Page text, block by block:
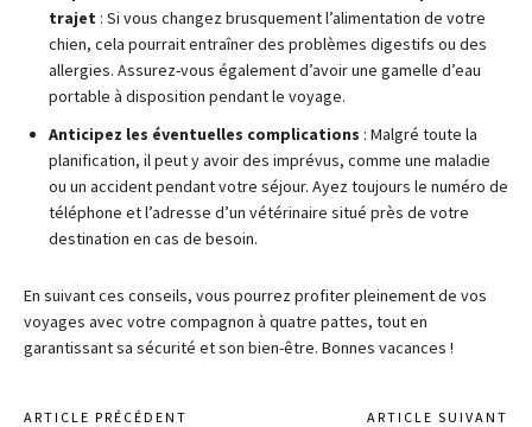
trajet : Si vous changez brusquement l’alimentation de votre
chien, cela pourrait entraîner des problèmes digestifs ou des
allergies. Assurez-vous également d’avoir une gamelle d’eau
portable à disposition pendant le voyage.
Anticipez les éventuelles complications : Malgré toute la
planification, il peut y avoir des imprévus, comme une maladie
ou un accident pendant votre séjour. Ayez toujours le numéro de
téléphone et l’adresse d’un vétérinaire situé près de votre
destination en cas de besoin.
En suivant ces conseils, vous pourrez profiter pleinement de vos
voyages avec votre compagnon à quatre pattes, tout en
garantissant sa sécurité et son bien-être. Bonnes vacances !
ARTICLE PRÉCÉDENT ARTICLE SUIVANT